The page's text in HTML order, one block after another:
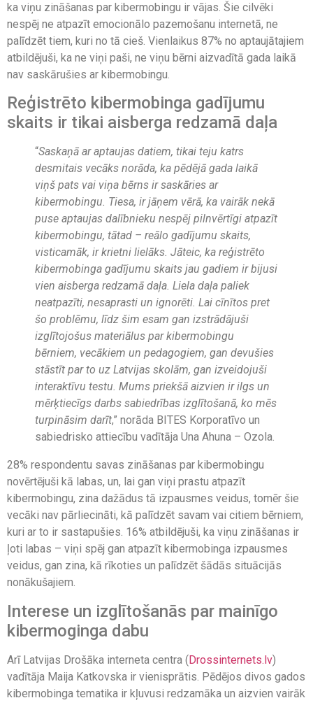
ka viņu zināšanas par kibermobingu ir vājas. Šie cilvēki
nespēj ne atpazīt emocionālo pazemošanu internetā, ne
palīdzēt tiem, kuri no tā cieš. Vienlaikus 87% no aptaujātajiem
atbildējuši, ka ne viņi paši, ne viņu bērni aizvadītā gada laikā
nav saskārušies ar kibermobingu.
Reģistrēto kibermobinga gadījumu
skaits ir tikai aisberga redzamā daļa
“Saskaņā ar aptaujas datiem, tikai teju katrs
desmitais vecāks norāda, ka pēdējā gada laikā
viņš pats vai viņa bērns ir saskāries ar
kibermobingu. Tiesa, ir jāņem vērā, ka vairāk nekā
puse aptaujas dalībnieku nespēj pilnvērtīgi atpazīt
kibermobingu, tātad – reālo gadījumu skaits,
visticamāk, ir krietni lielāks. Jāteic, ka reģistrēto
kibermobinga gadījumu skaits jau gadiem ir bijusi
vien aisberga redzamā daļa. Liela daļa paliek
neatpazīti, nesaprasti un ignorēti. Lai cīnītos pret
šo problēmu, līdz šim esam gan izstrādājuši
izglītojošus materiālus par kibermobingu
bērniem, vecākiem un pedagogiem, gan devušies
stāstīt par to uz Latvijas skolām, gan izveidojuši
interaktīvu testu. Mums priekšā aizvien ir ilgs un
mērķtiecīgs darbs sabiedrības izglītošanā, ko mēs
turpināsim darīt,” norāda BITES Korporatīvo un
sabiedrisko attiecību vadītāja Una Ahuna – Ozola.
28% respondentu savas zināšanas par kibermobingu
novērtējuši kā labas, un, lai gan viņi prastu atpazīt
kibermobingu, zina dažādus tā izpausmes veidus, tomēr šie
vecāki nav pārliecināti, kā palīdzēt savam vai citiem bērniem,
kuri ar to ir sastapušies. 16% atbildējuši, ka viņu zināšanas ir
ļoti labas – viņi spēj gan atpazīt kibermobinga izpausmes
veidus, gan zina, kā rīkoties un palīdzēt šādās situācijās
nonākušajiem.
Interese un izglītošanās par mainīgo
kibermoginga dabu
Arī Latvijas Drošāka interneta centra (Drossinternets.lv)
vadītāja Maija Katkovska ir vienisprātis. Pēdējos divos gados
kibermobinga tematika ir kļuvusi redzamāka un aizvien vairāk